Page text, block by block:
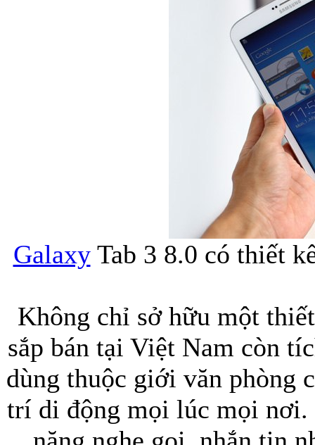
Bao da samsung
Bao da Samsung
Ốp lưng iPhone
GalaxyTab 3 8.0 có thiết
Không chỉ sở hữu một
sắp bán tại Việt Nam còn
dùng thuộc giới văn phòng
trí di động mọi lúc mọi nơi.